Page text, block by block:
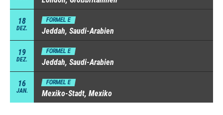
18
DEZ.
FORMEL E
Jeddah, Saudi-Arabien
19
DEZ.
FORMEL E
Jeddah, Saudi-Arabien
16
JAN.
FORMEL E
Mexiko-Stadt, Mexiko